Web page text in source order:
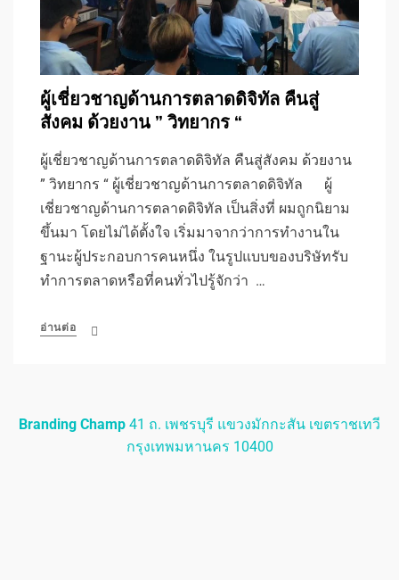
ผู้เชี่ยวชาญด้านการตลาดดิจิทัล คืนสู่
สังคม ด้วยงาน ” วิทยากร “
ผู้เชี่ยวชาญด้านการตลาดดิจิทัล คืนสู่สังคม ด้วยงาน
” วิทยากร “ ผู้เชี่ยวชาญด้านการตลาดดิจิทัล ผู้
เชี่ยวชาญด้านการตลาดดิจิทัล เป็นสิ่งที่ ผมถูกนิยาม
ขึ้นมา โดยไม่ได้ตั้งใจ เริ่มมาจากว่าการทำงานใน
ฐานะผู้ประกอบการคนหนึ่ง ในรูปแบบของบริษัทรับ
ทำการตลาดหรือที่คนทั่วไปรู้จักว่า …
อ่านต่อ
Branding Champ 41 ถ. เพชรบุรี แขวงมักกะสัน เขตราชเทวี
กรุงเทพมหานคร 10400